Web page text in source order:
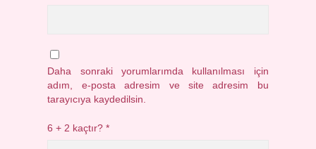
Daha sonraki yorumlarımda kullanılması için
adım, e-posta adresim ve site adresim bu
tarayıcıya kaydedilsin.
6 + 2 kaçtır?*